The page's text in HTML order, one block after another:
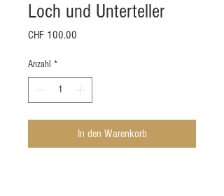
Loch und Unterteller
CHF 100.00
Anzahl *
In den Warenkorb